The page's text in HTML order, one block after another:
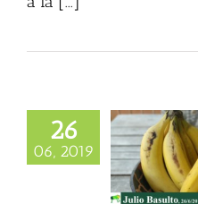
26
06, 2019
como plátanos
(Blog